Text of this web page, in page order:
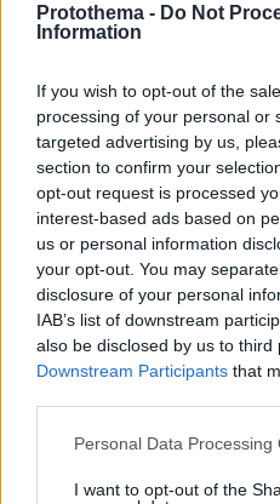
Protothema - Do Not
Information
If you wish to opt-out of the
processing of your personal or
targeted advertising by us,
section to confirm your
opt-out request is processed
interest-based ads based on
us or personal information
your opt-out. You may
disclosure of your personal
IAB’s list of downstream
also be disclosed by us to third
Downstream Participants that
Please note that this website/
not limited to your visit or
Personal Data Processing
I want to opt-out of the
Προφυλακίστηκαν ο
ακόμη κατηγορούμενοι
07.08.2026, 07:00